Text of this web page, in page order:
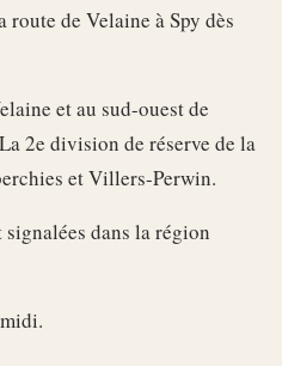
de Velaine à Spy dès
et au sud-ouest de
2e division de réserve de la
et Villers-Perwin.
dans la région